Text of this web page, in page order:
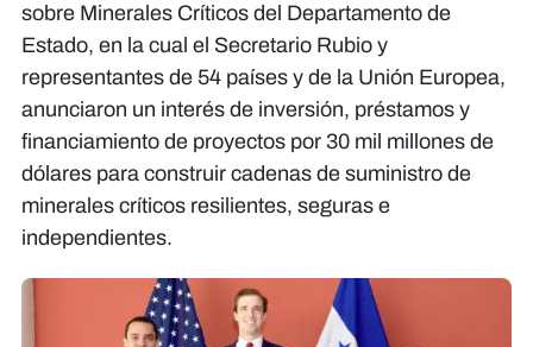
sobre Minerales Críticos del Departamento de
Estado, en la cual el Secretario Rubio y
representantes de 54 países y de la Unión Europea,
anunciaron un interés de inversión, préstamos y
financiamiento de proyectos por 30 mil millones de
dólares para construir cadenas de suministro de
minerales críticos resilientes, seguras e
independientes.